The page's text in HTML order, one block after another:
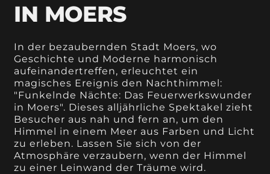
IN MOERS
In der bezaubernden Stadt Moers, wo
Geschichte und Moderne harmonisch
aufeinandertreffen, erleuchtet ein
magisches Ereignis den Nachthimmel:
"Funkelnde Nächte: Das Feuerwerkswunder
in Moers". Dieses alljährliche Spektakel zieht
Besucher aus nah und fern an, um den
Himmel in einem Meer aus Farben und Licht
zu erleben. Lassen Sie sich von der
Atmosphäre verzaubern, wenn der Himmel
zu einer Leinwand der Träume wird.